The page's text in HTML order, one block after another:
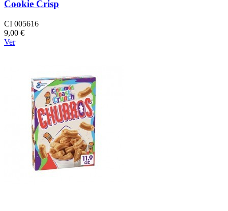
Cookie Crisp
CI 005616
9,00 €
Ver